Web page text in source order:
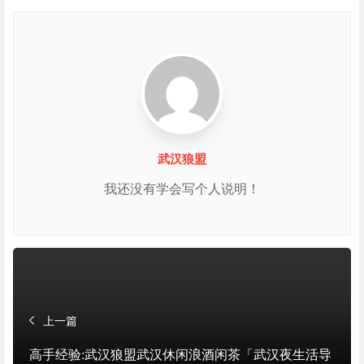
武汉狼盟
我还没有学会写个人说明！
上一篇
高手经验:武汉狼盟武汉休闲浪酒闲茶「武汉夜生活导